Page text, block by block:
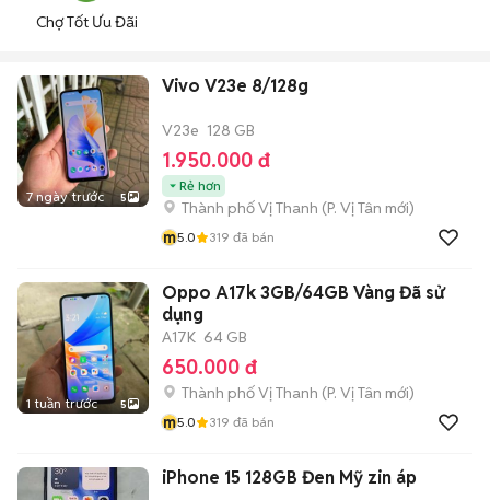
Chợ Tốt Ưu Đãi
7 ngày trước 5
Vivo V23e 8/128g
V23e 128 GB
1.950.000 đ
Rẻ hơn
Thành phố Vị Thanh (P. Vị Tân mới)
m5.0 319 đã bán
1 tuần trước 5
Oppo A17k 3GB/64GB Vàng Đã sử
dụng
A17K 64 GB
650.000 đ
Thành phố Vị Thanh (P. Vị Tân mới)
m5.0 319 đã bán
iPhone 15 128GB Đen Mỹ zin áp